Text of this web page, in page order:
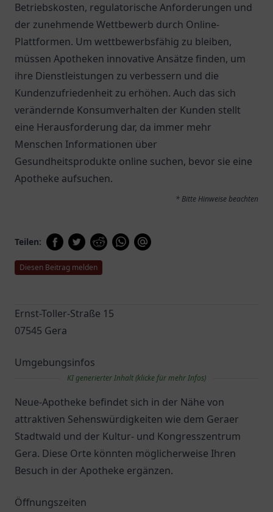
Betriebskosten, regulatorische Anforderungen und
der zunehmende Wettbewerb durch Online-
Plattformen. Um wettbewerbsfähig zu bleiben,
müssen Apotheken innovative Ansätze finden, um
ihre Dienstleistungen zu verbessern und die
Kundenzufriedenheit zu erhöhen. Auch das sich
verändernde Konsumverhalten der Kunden stellt
eine Herausforderung dar, da immer mehr
Menschen Informationen über
Gesundheitsprodukte online suchen, bevor sie eine
Apotheke aufsuchen.
* Bitte Hinweise beachten
Teilen:
Diesen Beitrag melden
Ernst-Toller-Straße 15
07545 Gera
Umgebungsinfos
KI generierter Inhalt (klicke für mehr Infos)
Neue-Apotheke befindet sich in der Nähe von
attraktiven Sehenswürdigkeiten wie dem Geraer
Stadtwald und der Kultur- und Kongresszentrum
Gera. Diese Orte könnten möglicherweise Ihren
Besuch in der Apotheke ergänzen.
Öffnungszeiten